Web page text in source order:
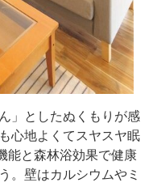
」としたぬくもりが感
心地よくてスヤスヤ眠
能と森林浴効果で健康
。壁はカルシウムやミ